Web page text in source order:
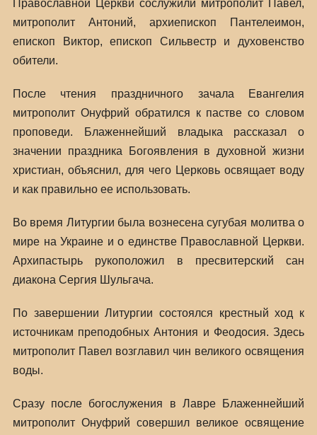
Православной Церкви сослужили митрополит Павел,
митрополит Антоний, архиепископ Пантелеимон,
епископ Виктор, епископ Сильвестр и духовенство
обители.
После чтения праздничного зачала Евангелия
митрополит Онуфрий обратился к пастве со словом
проповеди. Блаженнейший владыка рассказал о
значении праздника Богоявления в духовной жизни
христиан, объяснил, для чего Церковь освящает воду
и как правильно ее использовать.
Во время Литургии была вознесена сугубая молитва о
мире на Украине и о единстве Православной Церкви.
Архипастырь рукоположил в пресвитерский сан
диакона Сергия Шульгача.
По завершении Литургии состоялся крестный ход к
источникам преподобных Антония и Феодосия. Здесь
митрополит Павел возглавил чин великого освящения
воды.
Сразу после богослужения в Лавре Блаженнейший
митрополит Онуфрий совершил великое освящение